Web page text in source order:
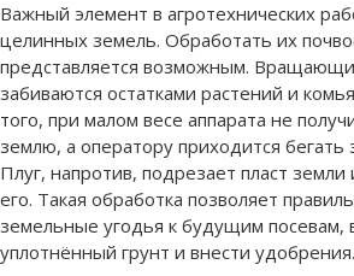
Важный элемент в агротехнических
целинных земель. Обработать их
представляется возможным.
забиваются остатками растений и
того, при малом весе аппарата не
землю, а оператору приходится бегать
Плуг, напротив, подрезает пласт земли
его. Такая обработка позволяет
земельные угодья к будущим посевам,
уплотнённый грунт и внести удобрения.